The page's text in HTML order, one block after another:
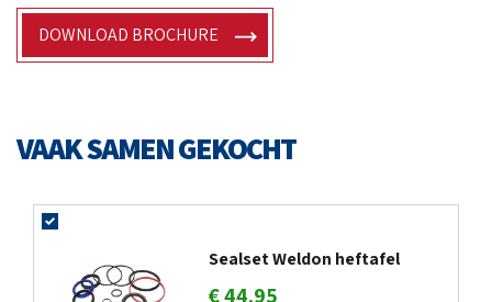
DOWNLOAD BROCHURE
VAAK SAMEN GEKOCHT
Sealset Weldon heftafel
€ 44.95